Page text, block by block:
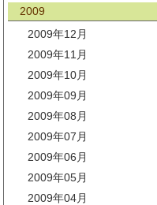
2009
2009年12月
2009年11月
2009年10月
2009年09月
2009年08月
2009年07月
2009年06月
2009年05月
2009年04月